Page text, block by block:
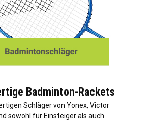
Badminton-Rackets
Schläger von Yonex, Victor
sowohl für Einsteiger als auch